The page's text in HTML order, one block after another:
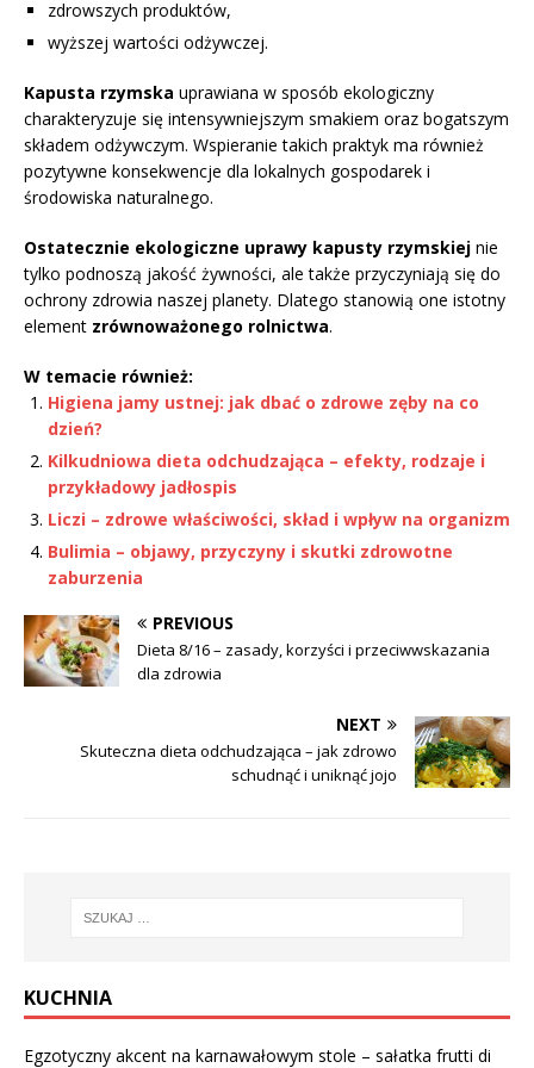
zdrowszych produktów,
wyższej wartości odżywczej.
Kapusta rzymska uprawiana w sposób ekologiczny
charakteryzuje się intensywniejszym smakiem oraz bogatszym
składem odżywczym. Wspieranie takich praktyk ma również
pozytywne konsekwencje dla lokalnych gospodarek i
środowiska naturalnego.
Ostatecznie ekologiczne uprawy kapusty rzymskiej nie
tylko podnoszą jakość żywności, ale także przyczyniają się do
ochrony zdrowia naszej planety. Dlatego stanowią one istotny
element zrównoważonego rolnictwa.
W temacie również:
Higiena jamy ustnej: jak dbać o zdrowe zęby na co
dzień?
Kilkudniowa dieta odchudzająca – efekty, rodzaje i
przykładowy jadłospis
Liczi – zdrowe właściwości, skład i wpływ na organizm
Bulimia – objawy, przyczyny i skutki zdrowotne
zaburzenia
PREVIOUS
Dieta 8/16 – zasady, korzyści i przeciwwskazania
dla zdrowia
NEXT
Skuteczna dieta odchudzająca – jak zdrowo
schudnąć i uniknąć jojo
KUCHNIA
Egzotyczny akcent na karnawałowym stole – sałatka frutti di